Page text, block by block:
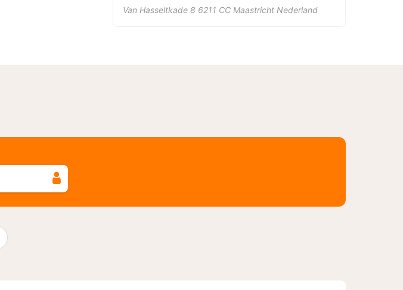
Van Hasseltkade 8 6211 CC Maastricht Nederland